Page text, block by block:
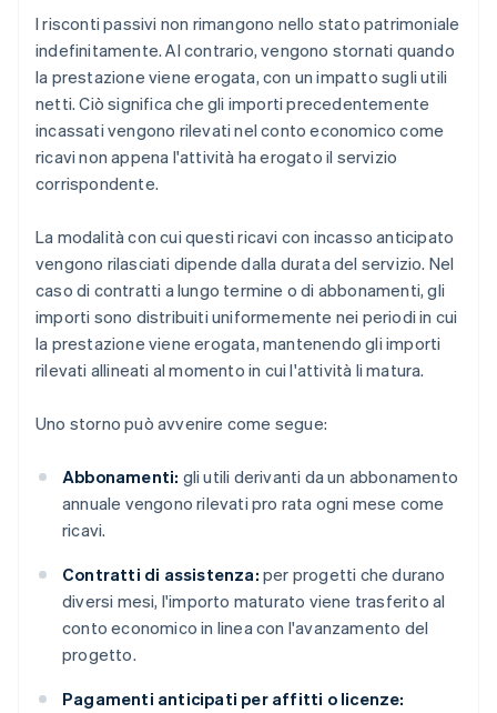
I risconti passivi non rimangono nello stato patrimoniale
indefinitamente. Al contrario, vengono stornati quando
la prestazione viene erogata, con un impatto sugli utili
netti. Ciò significa che gli importi precedentemente
incassati vengono rilevati nel conto economico come
ricavi non appena l'attività ha erogato il servizio
corrispondente.
La modalità con cui questi ricavi con incasso anticipato
vengono rilasciati dipende dalla durata del servizio. Nel
caso di contratti a lungo termine o di abbonamenti, gli
importi sono distribuiti uniformemente nei periodi in cui
la prestazione viene erogata, mantenendo gli importi
rilevati allineati al momento in cui l'attività li matura.
Uno storno può avvenire come segue:
Abbonamenti: gli utili derivanti da un abbonamento
annuale vengono rilevati pro rata ogni mese come
ricavi.
Contratti di assistenza: per progetti che durano
diversi mesi, l'importo maturato viene trasferito al
conto economico in linea con l'avanzamento del
progetto.
Pagamenti anticipati per affitti o licenze: